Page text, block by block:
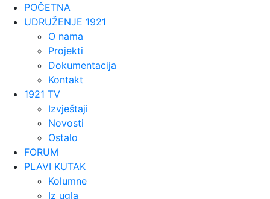
POČETNA
UDRUŽENJE 1921
O nama
Projekti
Dokumentacija
Kontakt
1921 TV
Izvještaji
Novosti
Ostalo
FORUM
PLAVI KUTAK
Kolumne
Iz ugla